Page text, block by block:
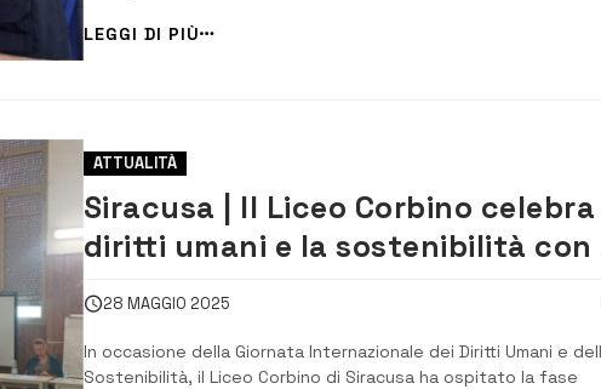
augustano in prima linea a Gaza, e gli attivisti della Freedom
Coalition, movimento in...
LEGGI DI PIÙ
ATTUALITÀ
Siracusa | Il Liceo Corbino celebra
diritti umani e la sostenibilità con
progetto europeo CERV
28 MAGGIO 2025
In occasione della Giornata Internazionale dei Diritti Umani e
Sostenibilità, il Liceo Corbino di Siracusa ha ospitato la fase